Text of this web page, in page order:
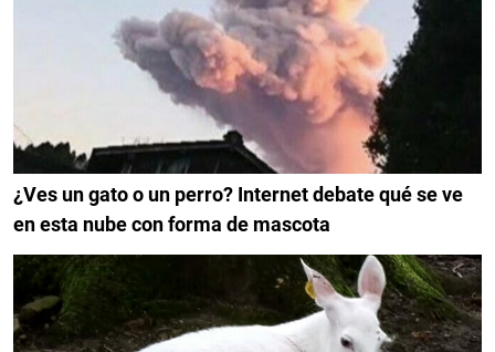
¿Ves un gato o un perro? Internet debate qué se ve
en esta nube con forma de mascota